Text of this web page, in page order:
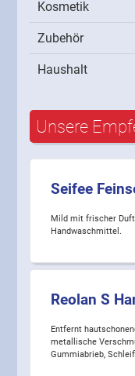
Kosmetik
Zubehör
Haushalt
Unsere
Seifee
Mild mit frischer
Handwaschmittel.
Reolan S
Entfernt
metallische
Gummiabrieb,